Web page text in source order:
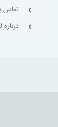
تماس
درباره